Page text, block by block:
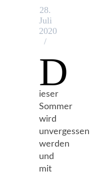
28.
Juli
2020
/
D
ieser
Sommer
wird
unvergessen
werden
und
mit